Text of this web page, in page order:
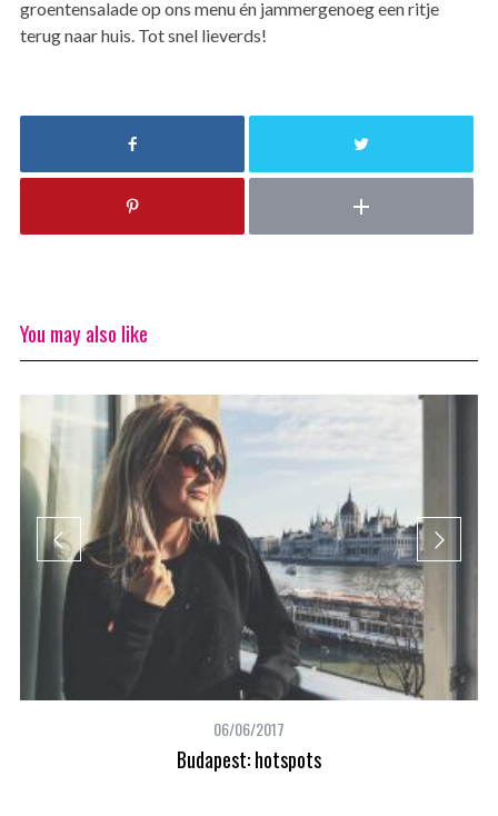
groentensalade op ons menu én jammergenoeg een ritje
terug naar huis. Tot snel lieverds!
You may also like
06/06/2017
Budapest: hotspots